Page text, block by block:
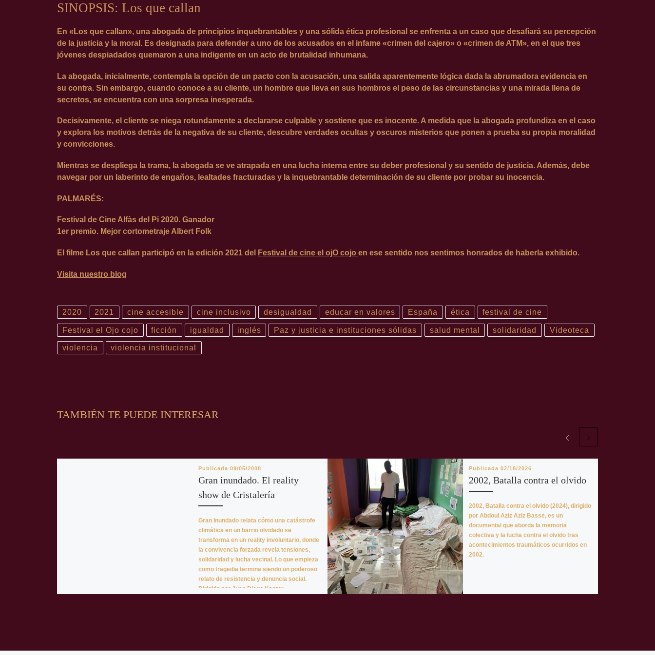
SINOPSIS: Los que callan
En «Los que callan», una abogada de principios inquebrantables y una sólida ética profesional se enfrenta a un caso que desafiará su percepción
de la justicia y la moral. Es designada para defender a uno de los acusados en el infame «crimen del cajero» o «crimen de ATM», en el que tres
jóvenes despiadados quemaron a una indigente en un acto de brutalidad inhumana.
La abogada, inicialmente, contempla la opción de un pacto con la acusación, una salida aparentemente lógica dada la abrumadora evidencia en
su contra. Sin embargo, cuando conoce a su cliente, un hombre que lleva en sus hombros el peso de las circunstancias y una mirada llena de
secretos, se encuentra con una sorpresa inesperada.
Decisivamente, el cliente se niega rotundamente a declararse culpable y sostiene que es inocente. A medida que la abogada profundiza en el caso
y explora los motivos detrás de la negativa de su cliente, descubre verdades ocultas y oscuros misterios que ponen a prueba su propia moralidad
y convicciones.
Mientras se despliega la trama, la abogada se ve atrapada en una lucha interna entre su deber profesional y su sentido de justicia. Además, debe
navegar por un laberinto de engaños, lealtades fracturadas y la inquebrantable determinación de su cliente por probar su inocencia.
PALMARÉS:
Festival de Cine Alfàs del Pi 2020. Ganador
1er premio. Mejor cortometraje Albert Folk
El filme Los que callan participó en la edición 2021 del Festival de cine el ojO cojo en ese sentido nos sentimos honrados de haberla exhibido.
Visita nuestro blog
2020 2021 cine accesible cine inclusivo desigualdad educar en valores España ética festival de cine
Festival el Ojo cojo ficción igualdad inglés Paz y justicia e instituciones sólidas salud mental solidaridad Videoteca
violencia violencia institucional
TAMBIÉN TE PUEDE INTERESAR
Publicada 09/05/2008
Gran inundado. El reality
show de Cristalería
Gran Inundado relata cómo una catástrofe
climática en un barrio olvidado se
transforma en un reality involuntario, donde
la convivencia forzada revela tensiones,
solidaridad y lucha vecinal. Lo que empieza
como tragedia termina siendo un poderoso
relato de resistencia y denuncia social.
Dirigido por Juan Diego Kantor
Publicada 02/18/2026
2002, Batalla contra el olvido
2002, Batalla contra el olvido (2024), dirigido
por Abdoul Aziz Aziz Basse, es un
documental que aborda la memoria
colectiva y la lucha contra el olvido tras
acontecimientos traumáticos ocurridos en
2002.